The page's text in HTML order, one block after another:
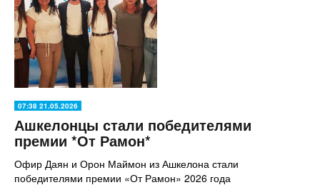
07:38 21.05.2026
Ашкелонцы стали победителями
премии *От Рамон*
Офир Даян и Орон Маймон из Ашкелона стали
победителями премии «От Рамон» 2026 года